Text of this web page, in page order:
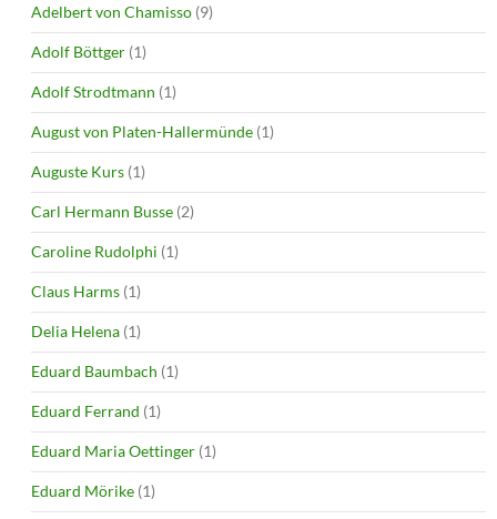
Adelbert von Chamisso (9)
Adolf Böttger (1)
Adolf Strodtmann (1)
August von Platen-Hallermünde (1)
Auguste Kurs (1)
Carl Hermann Busse (2)
Caroline Rudolphi (1)
Claus Harms (1)
Delia Helena (1)
Eduard Baumbach (1)
Eduard Ferrand (1)
Eduard Maria Oettinger (1)
Eduard Mörike (1)